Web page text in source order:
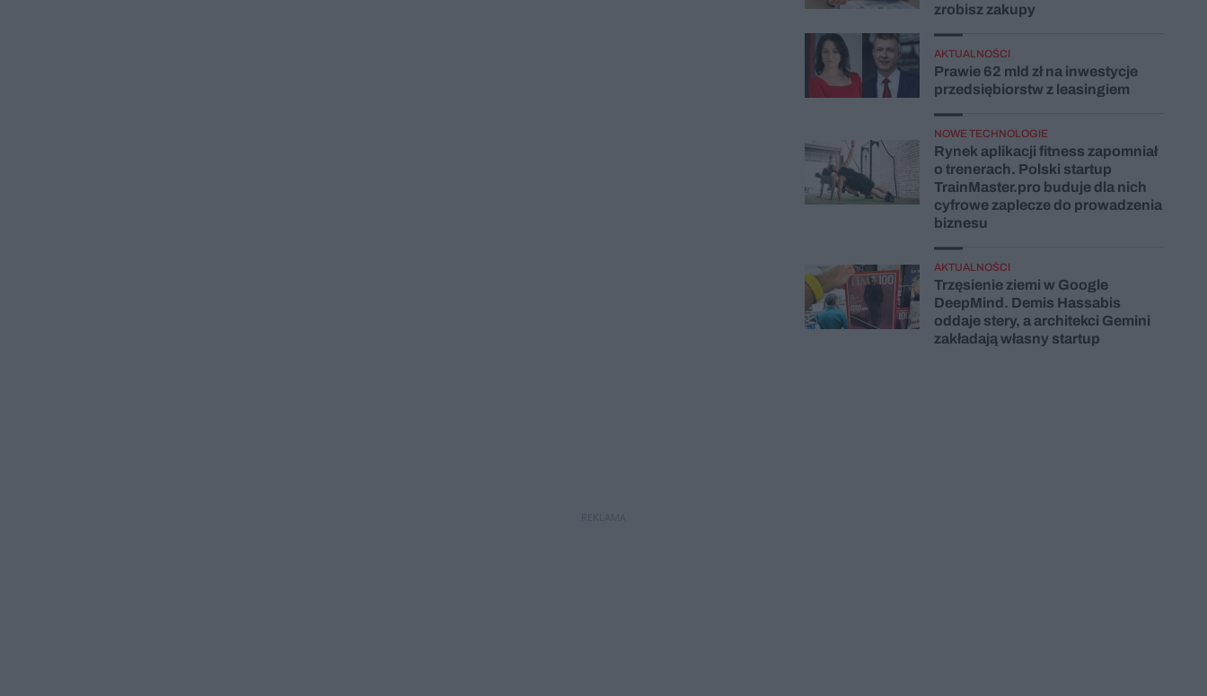
zrobisz zakupy
AKTUALNOŚCI
Prawie 62 mld zł na inwestycje
przedsiębiorstw z leasingiem
NOWE TECHNOLOGIE
Rynek aplikacji fitness zapomniał
o trenerach. Polski startup
TrainMaster.pro buduje dla nich
cyfrowe zaplecze do prowadzenia
biznesu
AKTUALNOŚCI
Trzęsienie ziemi w Google
DeepMind. Demis Hassabis
oddaje stery, a architekci Gemini
zakładają własny startup